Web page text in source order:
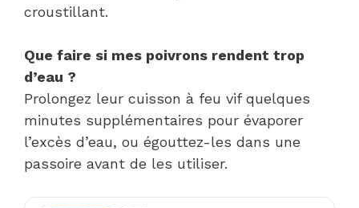
croustillant.
Que faire si mes poivrons rendent trop
d’eau ?
Prolongez leur cuisson à feu vif quelques
minutes supplémentaires pour évaporer
l’excès d’eau, ou égouttez-les dans une
passoire avant de les utiliser.